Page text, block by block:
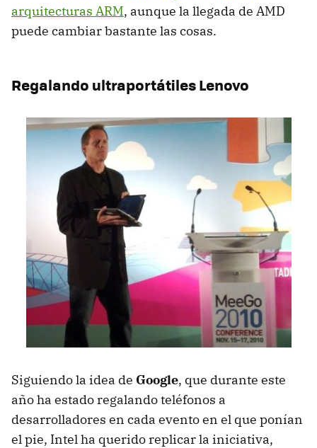
arquitecturas ARM, aunque la llegada de AMD
puede cambiar bastante las cosas.
Regalando ultraportátiles Lenovo
Siguiendo la idea de Google, que durante este
año ha estado regalando teléfonos a
desarrolladores en cada evento en el que ponían
el pie, Intel ha querido replicar la iniciativa,